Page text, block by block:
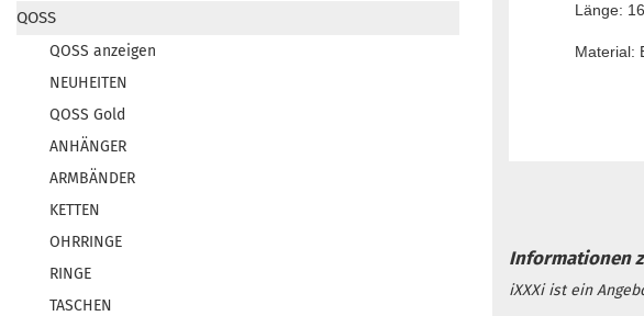
Länge:
Material:
iXXXi ist ein
QOSS
QOSS anzeigen
NEUHEITEN
QOSS Gold
ANHÄNGER
ARMBÄNDER
KETTEN
OHRRINGE
RINGE
TASCHEN